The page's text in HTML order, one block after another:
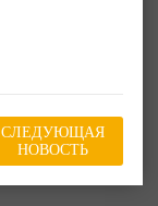
СЛЕДУЮЩАЯ
НОВОСТЬ